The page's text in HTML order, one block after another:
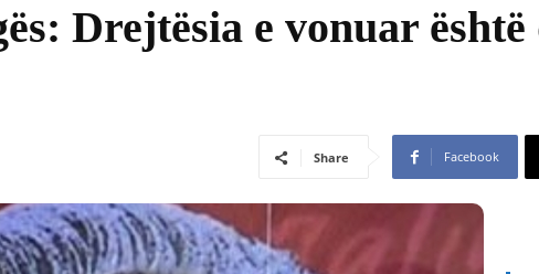
Drejtësia e vonuar
Share Facebook